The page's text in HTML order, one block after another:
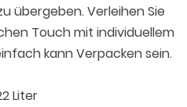
übergeben. Verleihen Sie
Touch mit individuellem
kann Verpacken sein.
Liter